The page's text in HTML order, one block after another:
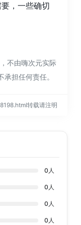
，一些确切
不由嗨次元实际
担任何责任。
转载请注明
0 人
0 人
0 人
0 人